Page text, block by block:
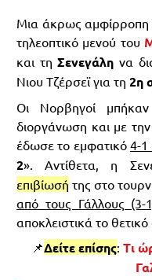
Μια άκρως αμφίρροπη
τηλεοπτικό μενού του
και τηΣενεγάλη να
Νιου Τζέρσεϊ για τη 2η
Οι Νορβηγοί
διοργάνωση και με
έδωσε το εμφατικό 4-1
2». Αντίθετα, η
επιβίωσή της στο
από τους Γάλλους (3-
αποκλειστικά το
📌Δείτε επίσης: Τι